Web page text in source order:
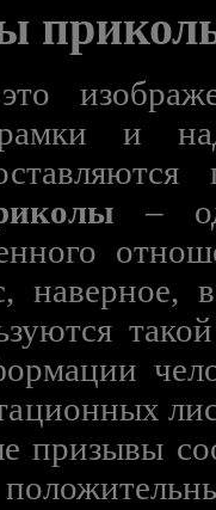
и
–
наверное,
призывы